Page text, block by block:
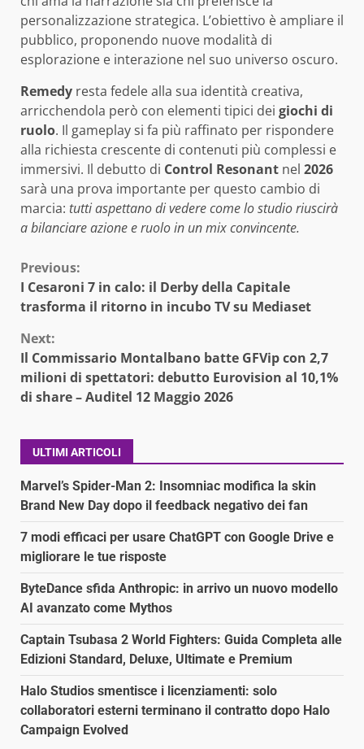
personalizzazione strategica. L’obiettivo è ampliare il
pubblico, proponendo nuove modalità di
esplorazione e interazione nel suo universo oscuro.
Remedy resta fedele alla sua identità creativa,
arricchendola però con elementi tipici dei giochi di
ruolo. Il gameplay si fa più raffinato per rispondere
alla richiesta crescente di contenuti più complessi e
immersivi. Il debutto di Control Resonant nel 2026
sarà una prova importante per questo cambio di
marcia: tutti aspettano di vedere come lo studio riuscirà
a bilanciare azione e ruolo in un mix convincente.
Continue
Reading
Previous:
I Cesaroni 7 in calo: il Derby della Capitale
trasforma il ritorno in incubo TV su Mediaset
Next:
Il Commissario Montalbano batte GFVip con 2,7
milioni di spettatori: debutto Eurovision al 10,1%
di share – Auditel 12 Maggio 2026
ULTIMI ARTICOLI
Marvel’s Spider-Man 2: Insomniac modifica la skin
Brand New Day dopo il feedback negativo dei fan
7 modi efficaci per usare ChatGPT con Google Drive e
migliorare le tue risposte
ByteDance sfida Anthropic: in arrivo un nuovo modello
AI avanzato come Mythos
Captain Tsubasa 2 World Fighters: Guida Completa alle
Edizioni Standard, Deluxe, Ultimate e Premium
Halo Studios smentisce i licenziamenti: solo
collaboratori esterni terminano il contratto dopo Halo
Campaign Evolved